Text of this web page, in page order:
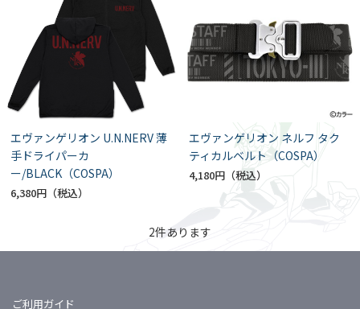
エヴァンゲリオン U.N.NERV 薄
手ドライパーカ
ー/BLACK（COSPA）
6,380円
エヴァンゲリオン ネルフ タク
ティカルベルト（COSPA）
4,180円
2件あります
ご利用ガイド